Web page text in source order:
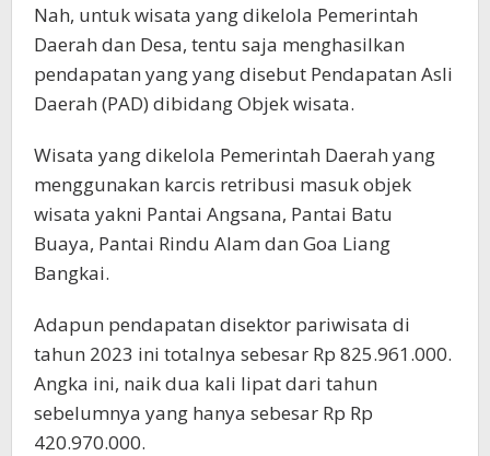
Nah, untuk wisata yang dikelola Pemerintah
Daerah dan Desa, tentu saja menghasilkan
pendapatan yang yang disebut Pendapatan Asli
Daerah (PAD) dibidang Objek wisata.
Wisata yang dikelola Pemerintah Daerah yang
menggunakan karcis retribusi masuk objek
wisata yakni Pantai Angsana, Pantai Batu
Buaya, Pantai Rindu Alam dan Goa Liang
Bangkai.
Adapun pendapatan disektor pariwisata di
tahun 2023 ini totalnya sebesar Rp 825.961.000.
Angka ini, naik dua kali lipat dari tahun
sebelumnya yang hanya sebesar Rp Rp
420.970.000.